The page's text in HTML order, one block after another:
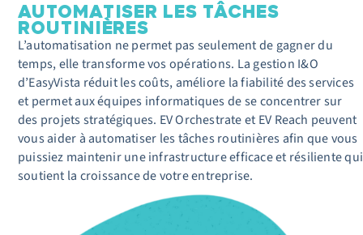
AUTOMATISER LES TÂCHES
ROUTINIÈRES
L’automatisation ne permet pas seulement de gagner du
temps, elle transforme vos opérations. La gestion I&O
d’EasyVista réduit les coûts, améliore la fiabilité des services
et permet aux équipes informatiques de se concentrer sur
des projets stratégiques. EV Orchestrate et EV Reach peuvent
vous aider à automatiser les tâches routinières afin que vous
puissiez maintenir une infrastructure efficace et résiliente qui
soutient la croissance de votre entreprise.